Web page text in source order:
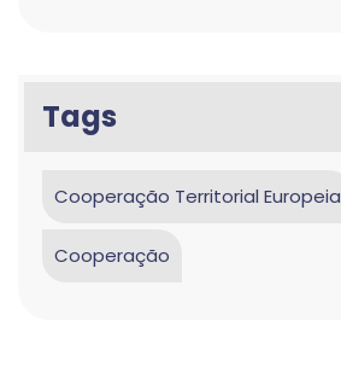
Tags
Cooperação Territorial Europeia
Cooperação